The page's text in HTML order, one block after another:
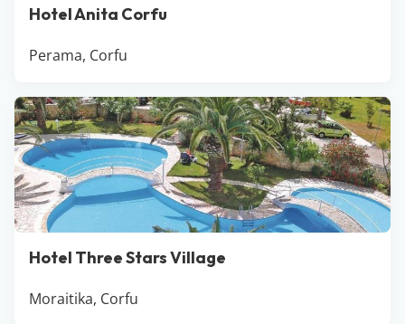
Hotel Anita Corfu
Perama, Corfu
Hotel Three Stars Village
Moraitika, Corfu